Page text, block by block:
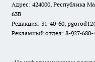
Адрес: 424000, Республика
63В
Редакция: 31-40-60,
Рекламный отдел: 8-927-680-